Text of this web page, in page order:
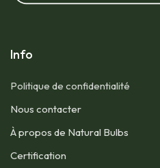
Info
Politique de confidentialité
Nous contacter​
À propos de Natural Bulbs
Certification